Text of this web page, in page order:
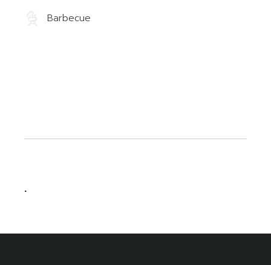
Barbecue
.